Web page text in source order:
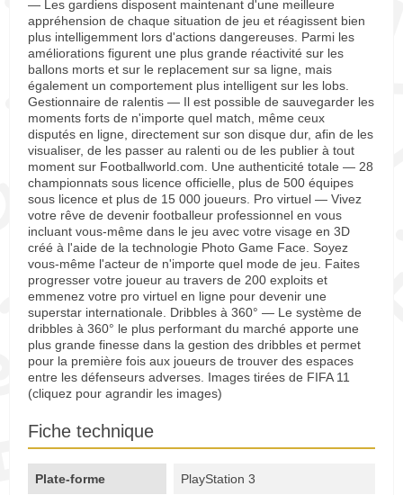
— Les gardiens disposent maintenant d'une meilleure
appréhension de chaque situation de jeu et réagissent bien
plus intelligemment lors d'actions dangereuses. Parmi les
améliorations figurent une plus grande réactivité sur les
ballons morts et sur le replacement sur sa ligne, mais
également un comportement plus intelligent sur les lobs.
Gestionnaire de ralentis — Il est possible de sauvegarder les
moments forts de n'importe quel match, même ceux
disputés en ligne, directement sur son disque dur, afin de les
visualiser, de les passer au ralenti ou de les publier à tout
moment sur Footballworld.com. Une authenticité totale — 28
championnats sous licence officielle, plus de 500 équipes
sous licence et plus de 15 000 joueurs. Pro virtuel — Vivez
votre rêve de devenir footballeur professionnel en vous
incluant vous-même dans le jeu avec votre visage en 3D
créé à l'aide de la technologie Photo Game Face. Soyez
vous-même l'acteur de n'importe quel mode de jeu. Faites
progresser votre joueur au travers de 200 exploits et
emmenez votre pro virtuel en ligne pour devenir une
superstar internationale. Dribbles à 360° — Le système de
dribbles à 360° le plus performant du marché apporte une
plus grande finesse dans la gestion des dribbles et permet
pour la première fois aux joueurs de trouver des espaces
entre les défenseurs adverses. Images tirées de FIFA 11
(cliquez pour agrandir les images)
Fiche technique
Plate-forme PlayStation 3